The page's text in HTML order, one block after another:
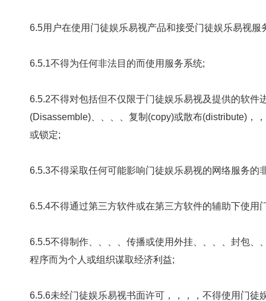
6.5用户在使用门徒娱乐易视产品和接受门徒娱乐易视服务的过程
6.5.1不得为任何非法目的而使用服务系统;
6.5.2不得对包括但不仅限于门徒娱乐易视及提供的软件进行修改
(Disassemble)、、、、复制(copy)或散布
或锁定;
6.5.3不得采取任何可能影响门徒娱乐易视的网络服务的非正
6.5.4不得通过第三方软件或在第三方软件的辅助下使用
6.5.5不得制作、、、、传播或使用外挂、、、、封
程序而为个人或组织谋取经济利益;
6.5.6未经门徒娱乐易视书面许可，，，，不得使用门徒娱